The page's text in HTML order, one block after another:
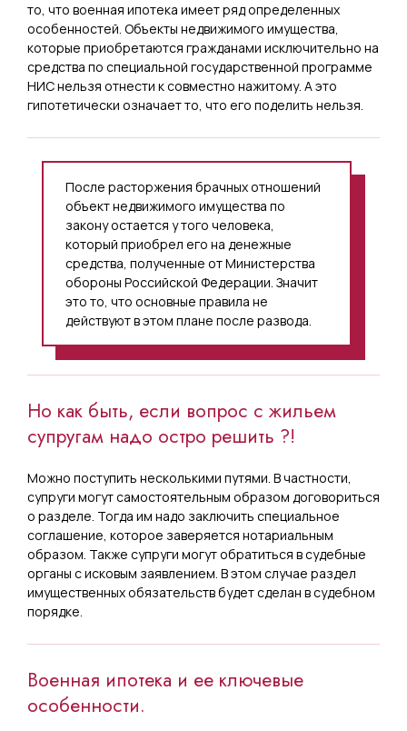
то, что военная ипотека имеет ряд определенных
особенностей. Объекты недвижимого имущества,
которые приобретаются гражданами исключительно на
средства по специальной государственной программе
НИС нельзя отнести к совместно нажитому. А это
гипотетически означает то, что его поделить нельзя.
После расторжения брачных отношений
объект недвижимого имущества по
закону остается у того человека,
который приобрел его на денежные
средства, полученные от Министерства
обороны Российской Федерации. Значит
это то, что основные правила не
действуют в этом плане после развода.
Но как быть, если вопрос с жильем
супругам надо остро решить ?!
Можно поступить несколькими путями. В частности,
супруги могут самостоятельным образом договориться
о разделе. Тогда им надо заключить специальное
соглашение, которое заверяется нотариальным
образом. Также супруги могут обратиться в судебные
органы с исковым заявлением. В этом случае раздел
имущественных обязательств будет сделан в судебном
порядке.
Военная ипотека и ее ключевые
особенности.